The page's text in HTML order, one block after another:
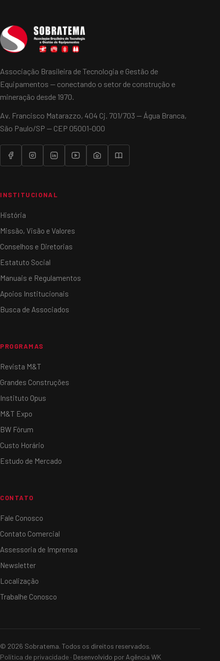
Associação Brasileira de Tecnologia e Gestão de
Equipamentos — conectando o setor de construção e
mineração desde 1970.
Av. Francisco Matarazzo, 404 Cj. 701/703 — Água Branca,
São Paulo/SP — CEP 05001-000
INSTITUCIONAL
História
Missão, Visão e Valores
Conselhos e Diretorias
Estatuto Social
Manuais e Regulamentos
Apoios Institucionais
Busca de Associados
PROGRAMAS
Revista M&T
Grandes Construções
Instituto Opus
M&T Expo
BW Fórum
Custo Horário
Estudo de Mercado
CONTATO
Fale Conosco
Contato Comercial
Assessoria de Imprensa
Newsletter
Localização
Trabalhe Conosco
© 2026 Sobratema. Todos os direitos reservados.
Política de privacidade · Desenvolvido por Agência WK